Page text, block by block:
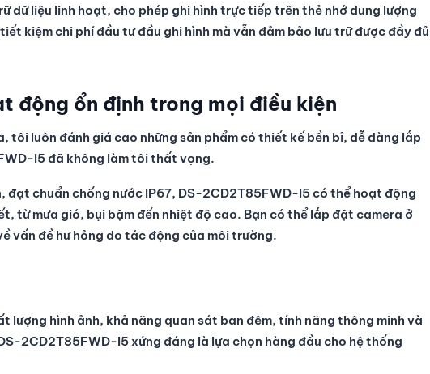
dữ liệu linh hoạt, cho phép ghi hình trực tiếp trên thẻ nhớ dung lượng
kiệm chi phí đầu tư đầu ghi hình mà vẫn đảm bảo lưu trữ được đầy đủ
động ổn định trong mọi điều kiện
tôi luôn đánh giá cao những sản phẩm có thiết kế bền bỉ, dễ dàng lắp
I5 đã không làm tôi thất vọng.
đạt chuẩn chống nước IP67, DS-2CD2T85FWD-I5 có thể hoạt động
từ mưa gió, bụi bặm đến nhiệt độ cao. Bạn có thể lắp đặt camera ở
vấn đề hư hỏng do tác động của môi trường.
lượng hình ảnh, khả năng quan sát ban đêm, tính năng thông minh và
2CD2T85FWD-I5 xứng đáng là lựa chọn hàng đầu cho hệ thống